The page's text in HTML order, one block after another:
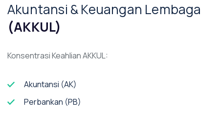
Akuntansi & Keuangan Lembaga
(AKKUL)
Konsentrasi Keahlian AKKUL:
Akuntansi (AK)
Perbankan (PB)